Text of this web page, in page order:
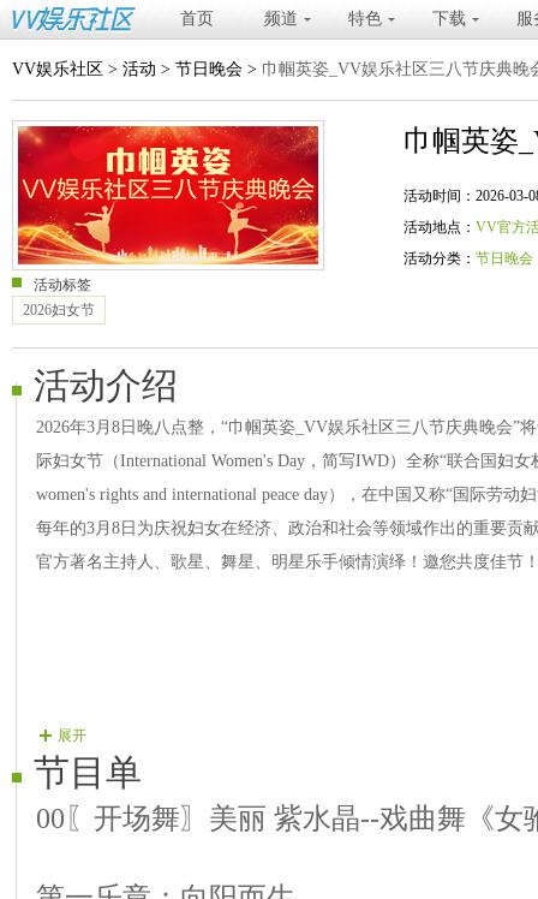
首页 频道 特色 下载 服
VV娱乐社区 > 活动 > 节日晚会 > 巾帼英姿_VV娱乐社区三八节庆典晚
巾帼英姿
活动时间：2026-03-
活动地点： VV官方
活动分类： 节日晚会
活动标签
2026妇女节
活动介绍
2026年3月8日晚八点整，“巾帼英姿_VV娱乐社区三八节庆典晚会”
际妇女节（International Women's Day，简写IWD）全称“联合国妇
women's rights and international peace day），在中国又称“国际劳动
每年的3月8日为庆祝妇女在经济、政治和社会等领域作出的重要贡
官方著名主持人、歌星、舞星、明星乐手倾情演绎！邀您共度佳节
展开
节目单
00〖开场舞〗美丽 紫水晶--戏曲舞《女